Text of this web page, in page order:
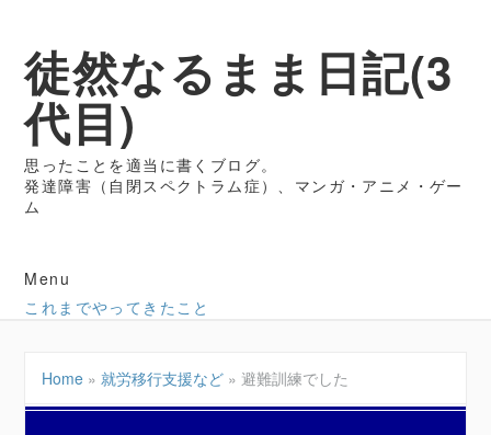
徒然なるまま日記(3
代目)
思ったことを適当に書くブログ。
発達障害（自閉スペクトラム症）、マンガ・アニメ・ゲー
ム
Menu
これまでやってきたこと
Home »就労移行支援など » 避難訓練でした